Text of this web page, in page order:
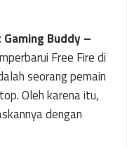
Buddy –
Free Fire di
seorang pemain
Oleh karena itu,
dengan